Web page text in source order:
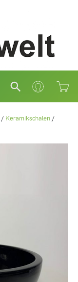
Suchen
/ Keramikschalen /